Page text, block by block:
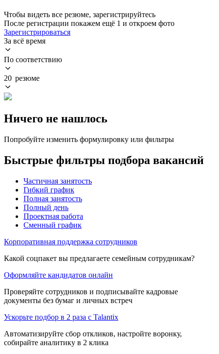
Чтобы видеть все резюме, зарегистрируйтесь
После регистрации покажем ещё 1 и откроем фото
Зарегистрироваться
За всё время
По соответствию
20 резюме
Ничего не нашлось
Попробуйте изменить формулировку или фильтры
Быстрые фильтры подбора вакансий
Частичная занятость
Гибкий график
Полная занятость
Полный день
Проектная работа
Сменный график
Корпоративная поддержка сотрудников
Какой соцпакет вы предлагаете семейным сотрудникам?
Оформляйте кандидатов онлайн
Проверяйте сотрудников и подписывайте кадровые
документы без бумаг и личных встреч
Ускорьте подбор в 2 раза с Talantix
Автоматизируйте сбор откликов, настройте воронку,
собирайте аналитику в 2 клика